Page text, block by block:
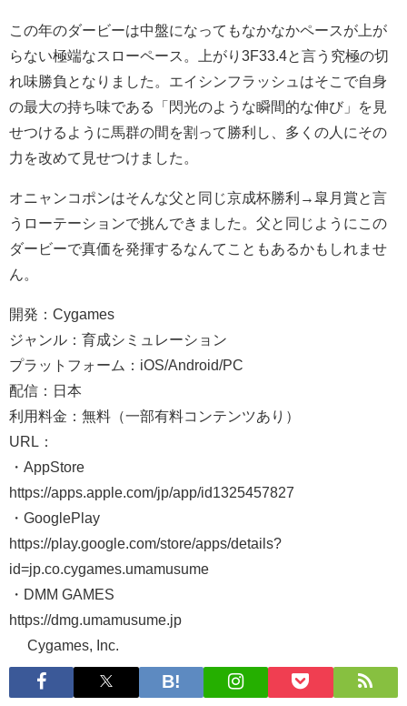
この年のダービーは中盤になってもなかなかペースが上が
らない極端なスローペース。上がり3F33.4と言う究極の切
れ味勝負となりました。エイシンフラッシュはそこで自身
の最大の持ち味である「閃光のような瞬間的な伸び」を見
せつけるように馬群の間を割って勝利し、多くの人にその
力を改めて見せつけました。
オニャンコポンはそんな父と同じ京成杯勝利→皐月賞と言
うローテーションで挑んできました。父と同じようにこの
ダービーで真価を発揮するなんてこともあるかもしれませ
ん。
開発：Cygames
ジャンル：育成シミュレーション
プラットフォーム：iOS/Android/PC
配信：日本
利用料金：無料（一部有料コンテンツあり）
URL：
・AppStore
https://apps.apple.com/jp/app/id1325457827
・GooglePlay
https://play.google.com/store/apps/details?
id=jp.co.cygames.umamusume
・DMM GAMES
https://dmg.umamusume.jp
© Cygames, Inc.